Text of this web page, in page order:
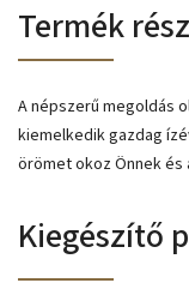
Termék
A népszerű megoldás
kiemelkedik gazdag
örömet okoz Önnek
Kiegészítő